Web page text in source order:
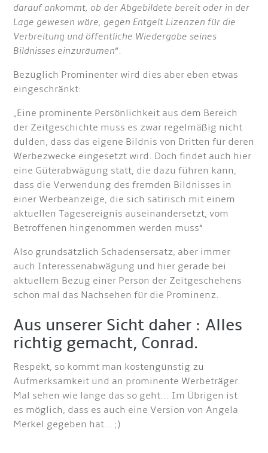
darauf ankommt, ob der Abgebildete bereit oder in der
Lage gewesen wäre, gegen Entgelt Lizenzen für die
Verbreitung und öffentliche Wiedergabe seines
Bildnisses einzuräumen“.
Bezüglich Prominenter wird dies aber eben etwas
eingeschränkt:
„Eine prominente Persönlichkeit aus dem Bereich
der Zeitgeschichte muss es zwar regelmäßig nicht
dulden, dass das eigene Bildnis von Dritten für deren
Werbezwecke eingesetzt wird. Doch findet auch hier
eine Güterabwägung statt, die dazu führen kann,
dass die Verwendung des fremden Bildnisses in
einer Werbeanzeige, die sich satirisch mit einem
aktuellen Tagesereignis auseinandersetzt, vom
Betroffenen hingenommen werden muss“
Also grundsätzlich Schadensersatz, aber immer
auch Interessenabwägung und hier gerade bei
aktuellem Bezug einer Person der Zeitgeschehens
schon mal das Nachsehen für die Prominenz.
Aus unserer Sicht daher : Alles
richtig gemacht, Conrad.
Respekt, so kommt man kostengünstig zu
Aufmerksamkeit und an prominente Werbeträger.
Mal sehen wie lange das so geht... Im Übrigen ist
es möglich, dass es auch eine Version von Angela
Merkel gegeben hat… ;)